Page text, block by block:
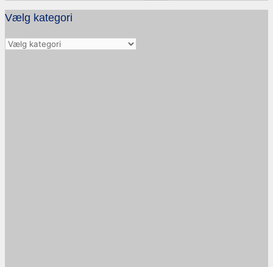
efter:
Vælg kategori
Vælg